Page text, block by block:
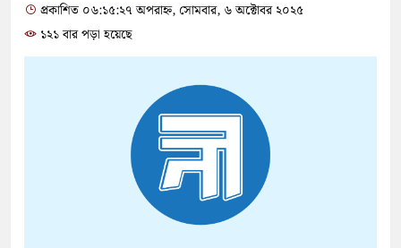
প্রকাশিত ০৬:১৫:২৭ অপরাহ্ন, সোমবার, ৬ অক্টোবর ২০২৫
১২১ বার পড়া হয়েছে